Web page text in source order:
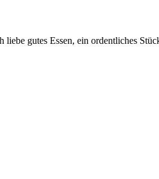
gutes Essen, ein ordentliches